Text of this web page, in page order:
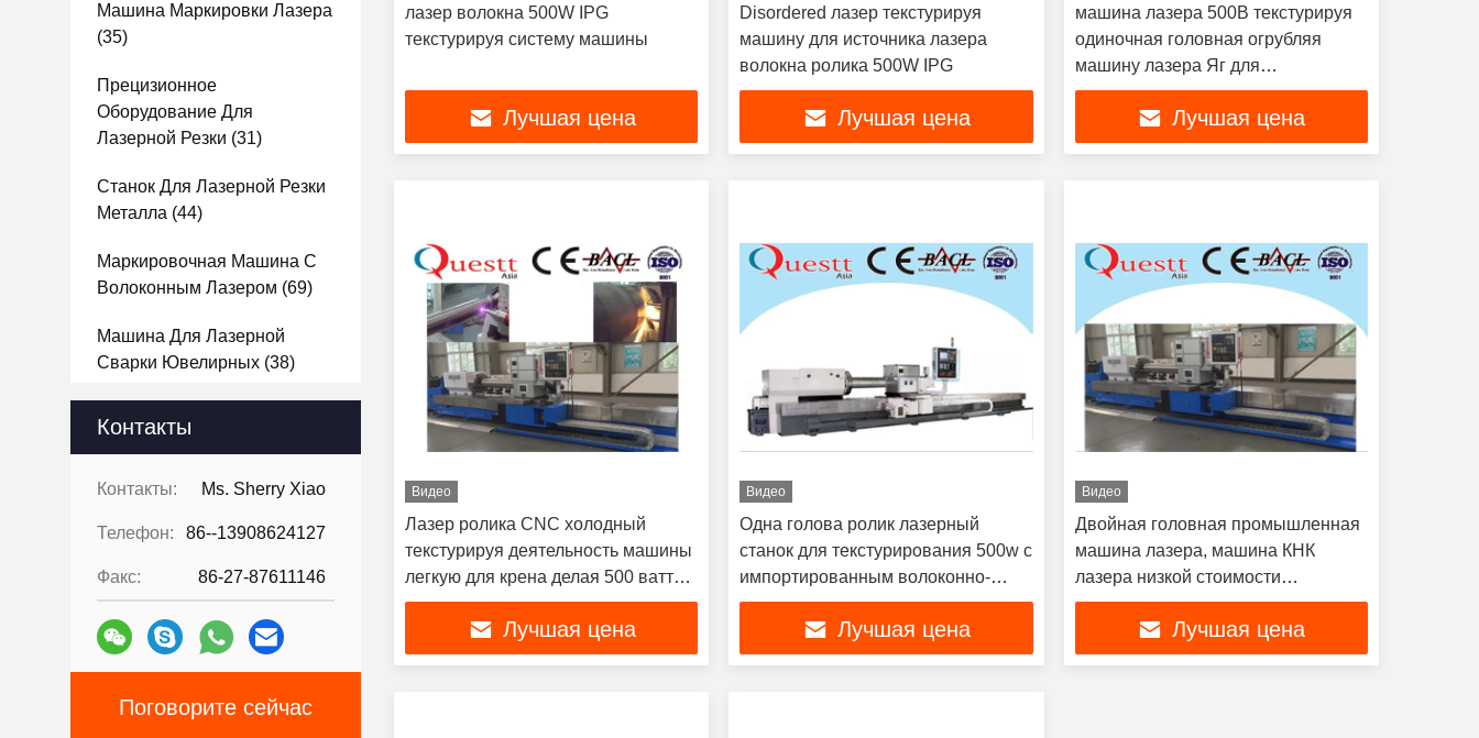
Машина Маркировки Лазера
(35)
Прецизионное
Оборудование Для
Лазерной Резки (31)
Станок Для Лазерной Резки
Металла (44)
Маркировочная Машина С
Волоконным Лазером (69)
Машина Для Лазерной
Сварки Ювелирных (38)
Станок СО2
Лазерный Гравировальный
Текстурирования (8)
Лазерная Наплавка Машина
Лазерный Станок Для
Контакты
Контакты: Ms. Sherry Xiao
Телефон: 86--13908624127
Факс: 86-27-87611146
Поговорите сейчас
лазер волокна 500W IPG
текстурируя систему машины
Лучшая цена
Disordered лазер текстурируя
машину для источника лазера
волокна ролика 500W IPG
Лучшая цена
машина лазера 500В текстурируя
одиночная головная огрубляя
машину лазера Яг для
поверхности ролика
Лучшая цена
Видео
Лазер ролика CNC холодный
текстурируя деятельность машины
легкую для крена делая 500 ватт
шероховатым
Лучшая цена
Видео
Одна голова ролик лазерный
станок для текстурирования 500w с
импортированным волоконно-
лазерным устройством
Лучшая цена
Видео
Двойная головная промышленная
машина лазера, машина КНК
лазера низкой стоимости
текстурируя
Лучшая цена